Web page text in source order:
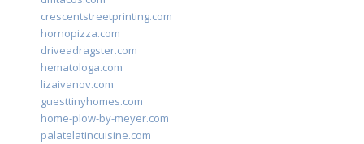
crescentstreetprinting.com
hornopizza.com
driveadragster.com
hematologa.com
lizaivanov.com
guesttinyhomes.com
home-plow-by-meyer.com
palatelatincuisine.com